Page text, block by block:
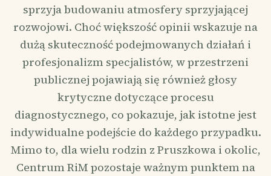
sprzyja budowaniu atmosfery sprzyjającej
rozwojowi. Choć większość opinii wskazuje na
dużą skuteczność podejmowanych działań i
profesjonalizm specjalistów, w przestrzeni
publicznej pojawiają się również głosy
krytyczne dotyczące procesu
diagnostycznego, co pokazuje, jak istotne jest
indywidualne podejście do każdego przypadku.
Mimo to, dla wielu rodzin z Pruszkowa i okolic,
Centrum RiM pozostaje ważnym punktem na